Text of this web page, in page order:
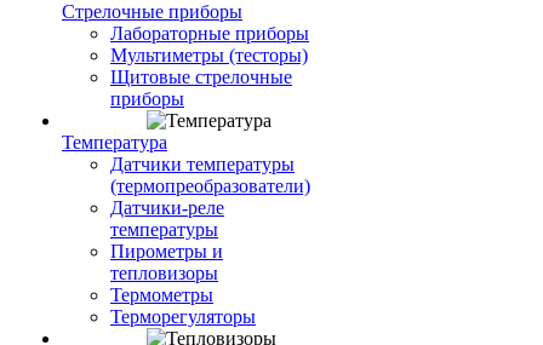
Стрелочные приборы
Лабораторные приборы
Мультиметры (тесторы)
Щитовые стрелочные
приборы
Температура
Датчики температуры
(термопреобразователи)
Датчики-реле
температуры
Пирометры и
тепловизоры
Термометры
Терморегуляторы